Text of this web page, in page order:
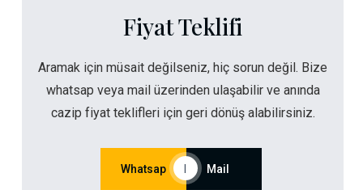
Fiyat Teklifi
Aramak için müsait değilseniz, hiç sorun değil. Bize
whatsap veya mail üzerinden ulaşabilir ve anında
cazip fiyat teklifleri için geri dönüş alabilirsiniz.
Whatsap | Mail